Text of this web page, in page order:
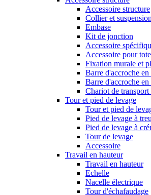
Accessoire structure
Collier et suspension
Embase
Kit de jonction
Accessoire
Accessoire pour
Fixation murale et
Barre d'accroche
Barre d'accroche
Chariot de
Tour et pied de levage
Tour et pied de
Pied de levage à
Pied de levage à
Tour de levage
Accessoire
Travail en hauteur
Travail en hauteur
Echelle
Nacelle électrique
Tour d'échafaudage